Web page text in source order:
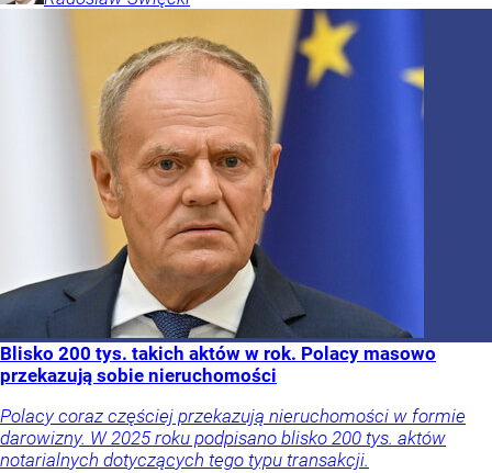
Blisko 200 tys. takich aktów w rok. Polacy masowo
przekazują sobie nieruchomości
Polacy coraz częściej przekazują nieruchomości w formie
darowizny. W 2025 roku podpisano blisko 200 tys. aktów
notarialnych dotyczących tego typu transakcji.